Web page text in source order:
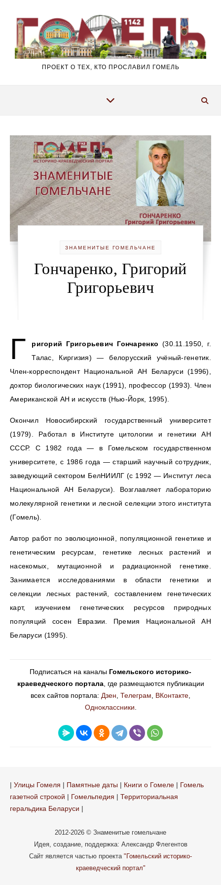
ПРОЕКТ О ТЕХ, КТО ПРОСЛАВИЛ ГОМЕЛЬ
ЗНАМЕНИТЫЕ ГОМЕЛЬЧАНЕ
Гончаренко, Григорий
Григорьевич
Г ригорий Григорьевич Гончаренко (30.11.1950, г.
Талас, Киргизия) — белорусский учёный-генетик.
Член-корреспондент Национальной АН Беларуси (1996),
доктор биологических наук (1991), профессор (1993). Член
Американской АН и искусств (Нью-Йорк, 1995).
Окончил Новосибирский государственный университет
(1979). Работал в Институте цитологии и генетики АН
СССР. С 1982 года — в Гомельском государственном
университете, с 1986 года — старший научный сотрудник,
заведующий сектором БелНИИЛГ (с 1992 — Институт леса
Национальной АН Беларуси). Возглавляет лабораторию
молекулярной генетики и лесной селекции этого института
(Гомель).
Автор работ по эволюционной, популяционной генетике и
генетическим ресурсам, генетике лесных растений и
насекомых, мутационной и радиационной генетике.
Занимается исследованиями в области генетики и
селекции лесных растений, составлением генетических
карт, изучением генетических ресурсов природных
популяций сосен Евразии. Премия Национальной АН
Беларуси (1995).
Подписаться на каналы Гомельского историко-
краеведческого портала, где размещаются публикации
всех сайтов портала: Дзен Телеграм ВКонтакте
Одноклассники
| Улицы Гомеля | Памятные даты | Книги о Гомеле | Гомель
газетной строкой | Гомельпедия | Территориальная
геральдика Беларуси |
2012-2026 © Знаменитые гомельчане
Идея, создание, поддержка: Александр Флегентов
Сайт является частью проекта "Гомельский историко-
краеведческий портал"